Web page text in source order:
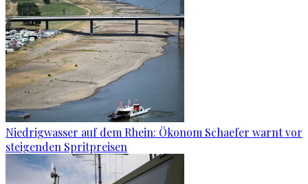
Niedrigwasser auf dem Rhein: Ökonom Schaefer warnt vor
steigenden Spritpreisen